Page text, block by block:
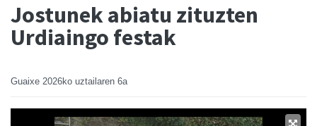
Jostunek abiatu zituzten
Urdiaingo festak
Guaixe 2026ko uztailaren 6a